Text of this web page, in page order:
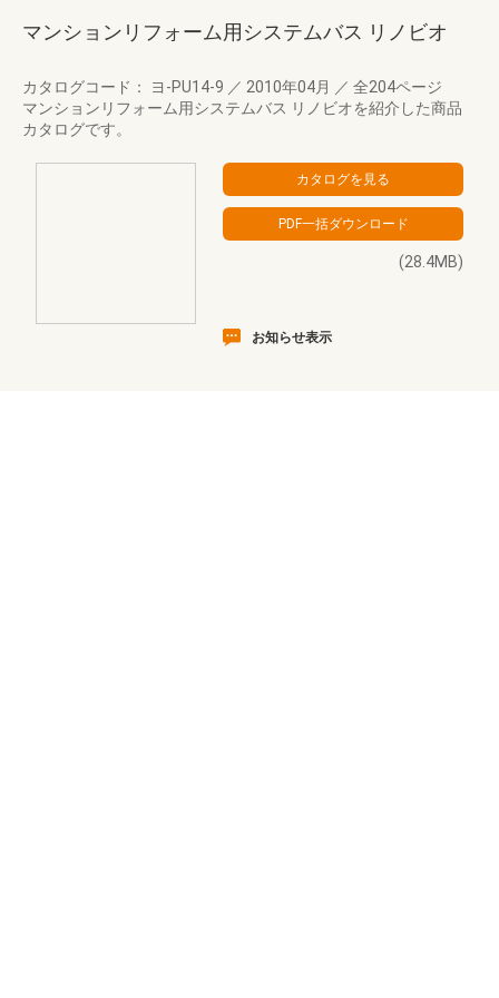
マンションリフォーム用システムバス リノビオ
カタログコード： ヨ-PU14-9 ／ 2010年04月 ／ 全204ページ
マンションリフォーム用システムバス リノビオを紹介した商品
カタログです。
(28.4MB)
お知らせ表示